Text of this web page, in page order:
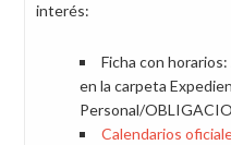
interés:
Ficha con
en la carpeta
Personal/
Calendarios